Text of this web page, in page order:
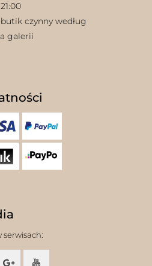
czynny według
galerii
serwisach: